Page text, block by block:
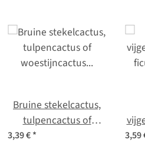
Bruine stekelcactus,
tulpencactus of
woestijncactus
3,39 €* 3,59